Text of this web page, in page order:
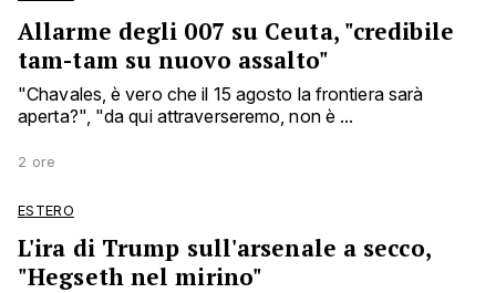
Allarme degli 007 su Ceuta, "credibile
tam-tam su nuovo assalto"
"Chavales, è vero che il 15 agosto la frontiera sarà
aperta?", "da qui attraverseremo, non è ...
2 ore
ESTERO
L'ira di Trump sull'arsenale a secco,
"Hegseth nel mirino"